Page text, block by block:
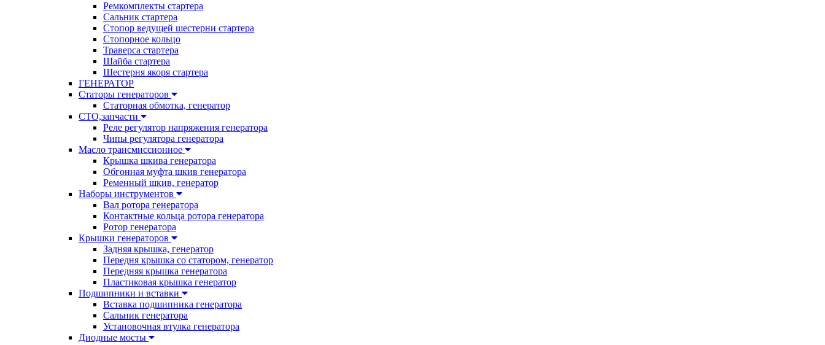
Ремкомплекты стартера
Сальник стартера
Стопор ведущей шестерни стартера
Стопорное кольцо
Траверса стартера
Шайба стартера
Шестерня якоря стартера
ГЕНЕРАТОР
Статоры генераторов
Статорная обмотка, генератор
СТО,запчасти
Реле регулятор напряжения генератора
Чипы регулятора генератора
Масло трансмиссионное
Крышка шкива генератора
Обгонная муфта шкив генератора
Ременный шкив, генератор
Наборы инструментов
Вал ротора генератора
Контактные кольца ротора генератора
Ротор генератора
Крышки генераторов
Задняя крышка, генератор
Передня крышка со статором, генератор
Передняя крышка генератора
Пластиковая крышка генератор
Подшипники и вставки
Вставка подшипника генератора
Сальник генератора
Установочная втулка генератора
Диодные мосты